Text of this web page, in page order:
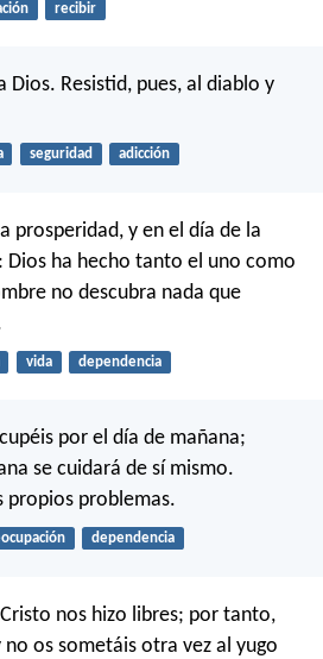
recibir
Dios. Resistid, pues, al diablo y
seguridad adicción
prosperidad, y en el día de la
Dios ha hecho tanto el uno como
no descubra nada que
vida dependencia
por el día de mañana;
se cuidará de sí mismo.
propios problemas.
dependencia
nos hizo libres; por tanto,
os sometáis otra vez al yugo